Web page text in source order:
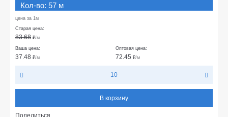
Кол-во: 57 м
цена за 1м
Старая цена:
83.68 ₽/м
Ваша цена:
37.48 ₽/м
Оптовая цена:
72.45 ₽/м
10
В корзину
Поделиться